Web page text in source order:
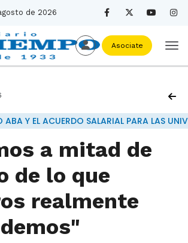
de 2026
Asociate
ABA Y EL ACUERDO SALARIAL PARA LAS
a mitad de
de lo que
realmente